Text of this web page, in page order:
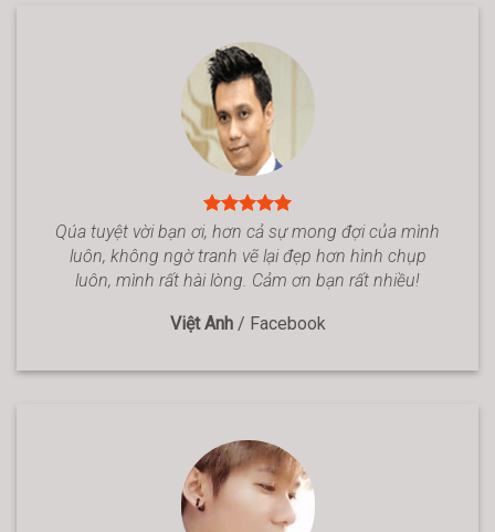
Qúa tuyệt vời bạn ơi, hơn cả sự mong đợi của mình
luôn, không ngờ tranh vẽ lại đẹp hơn hình chụp
luôn, mình rất hài lòng. Cảm ơn bạn rất nhiều!
Việt Anh / Facebook